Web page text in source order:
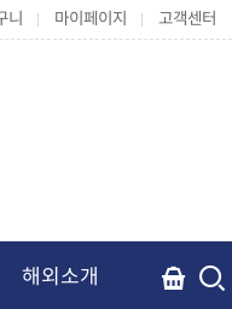
니 마이페이지 고객센터
해외소개